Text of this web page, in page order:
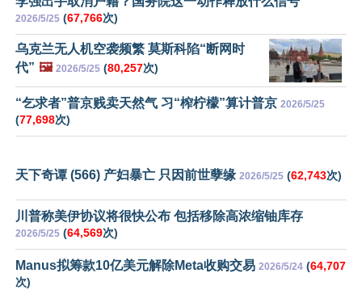
2026/5/25 (67,766次)
乌克兰无人机空袭频繁 莫斯科陷“断网时
代” 🖼️ 2026/5/25 (80,257次)
“乞求者”普京贱卖天然气 习“榨柠檬”算计普京 2026/5/25
(77,698次)
天下奇谭 (566) 产妇暴亡 只因前世孽缘 2026/5/25 (62,743次)
川普称美伊协议将很快公布 包括移除高浓缩铀库存
2026/5/25 (64,569次)
Manus拟筹款10亿美元解除Meta收购交易 2026/5/24 (64,707
次)